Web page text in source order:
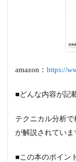
amazon： https://
■どんな内容が記
テクニカル分析
が解説されていま
■この本のポイン